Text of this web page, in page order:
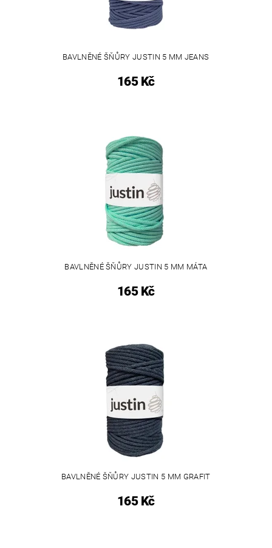
BAVLNĚNÉ ŠŇŮRY JUSTIN 5 MM JEANS
165 Kč
BAVLNĚNÉ ŠŇŮRY JUSTIN 5 MM MÁTA
165 Kč
BAVLNĚNÉ ŠŇŮRY JUSTIN 5 MM GRAFIT
165 Kč